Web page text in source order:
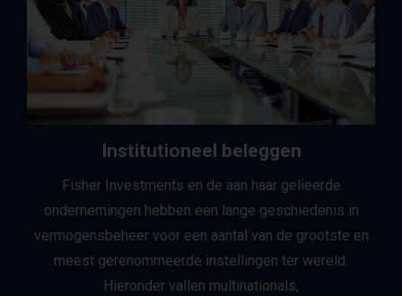
Institutioneel beleggen
Fisher Investments en de aan haar gelieerde
ondernemingen hebben een lange geschiedenis in
vermogensbeheer voor een aantal van de grootste en
meest gerenommeerde instellingen ter wereld.
Hieronder vallen multinationals,